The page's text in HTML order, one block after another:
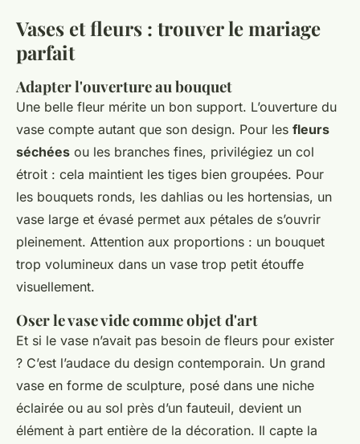
Vases et fleurs : trouver le mariage
parfait
Adapter l'ouverture au bouquet
Une belle fleur mérite un bon support. L’ouverture du
vase compte autant que son design. Pour les fleurs
séchées ou les branches fines, privilégiez un col
étroit : cela maintient les tiges bien groupées. Pour
les bouquets ronds, les dahlias ou les hortensias, un
vase large et évasé permet aux pétales de s’ouvrir
pleinement. Attention aux proportions : un bouquet
trop volumineux dans un vase trop petit étouffe
visuellement.
Oser le vase vide comme objet d'art
Et si le vase n’avait pas besoin de fleurs pour exister
? C’est l’audace du design contemporain. Un grand
vase en forme de sculpture, posé dans une niche
éclairée ou au sol près d’un fauteuil, devient un
élément à part entière de la décoration. Il capte la